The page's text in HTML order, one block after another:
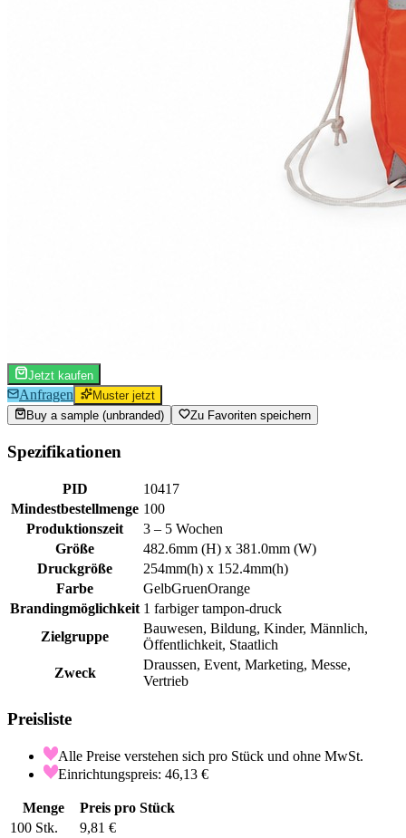
Jetzt kaufen
Anfragen
Muster jetzt
Buy a sample (unbranded)
Zu Favoriten speichern
Spezifikationen
PID
10417
Mindestbestellmenge 100
Produktionszeit
3 – 5 Wochen
Größe
482.6mm (H) x 381.0mm (W)
Druckgröße
254mm(h) x 152.4mm(h)
Farbe
GelbGruenOrange
Brandingmöglichkeit 1 farbiger tampon-druck
Zielgruppe
Bauwesen, Bildung, Kinder, Männlich,
Öffentlichkeit, Staatlich
Zweck
Draussen, Event, Marketing, Messe,
Vertrieb
Preisliste
Alle Preise verstehen sich pro Stück und ohne MwSt.
Einrichtungspreis: 46,13 €
Menge
Preis pro Stück
100 Stk.
9,81 €